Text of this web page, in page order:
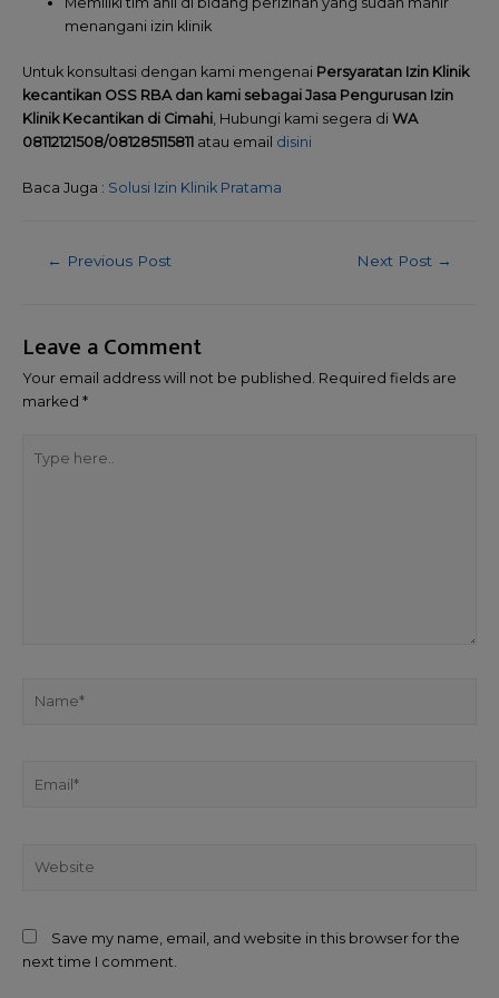
menangani izin klinik
Untuk konsultasi dengan kami mengenai Persyaratan Izin Klinik
kecantikan OSS RBA dan kami sebagai Jasa Pengurusan Izin
Klinik Kecantikan di Cimahi , Hubungi kami segera di WA
08112121508/081285115811 atau email disini
Baca Juga : Solusi Izin Klinik Pratama
← Previous Post Next Post →
Leave a Comment
Your email address will not be published. Required fields are
marked *
Save my name, email, and website in this browser for the
next time I comment.